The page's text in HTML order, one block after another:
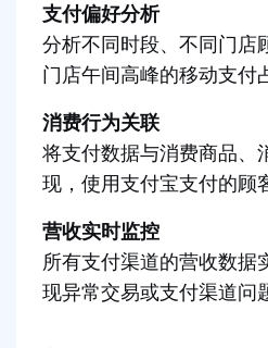
支付偏好分析
分析不同时段、不同门店
门店午间高峰的移动支付
消费行为关联
将支付数据与消费商品、
现，使用支付宝支付的顾
营收实时监控
所有支付渠道的营收数据
现异常交易或支付渠道问